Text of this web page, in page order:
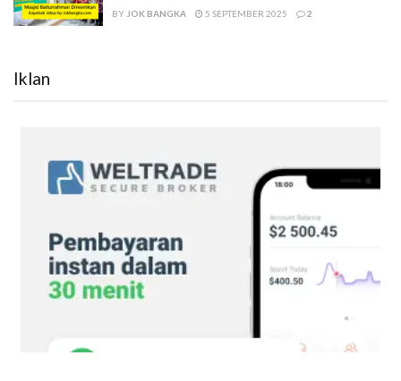
BY JOK BANGKA 5 SEPTEMBER 2025 2
Iklan